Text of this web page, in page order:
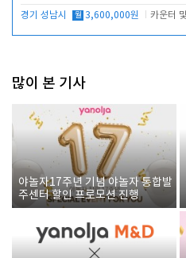
경기 성남시 월 3,600,000원
많이 본 기사
야놀자17주년 기념 야놀자 통합발
주센터 할인 프로모션 진행